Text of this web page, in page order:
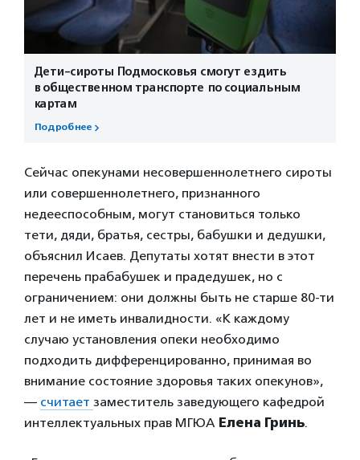
Дети-сироты Подмосковья смогут ездить
в общественном транспорте по социальным
картам
Подробнее
Сейчас опекунами несовершеннолетнего сироты
или совершеннолетнего, признанного
недееспособным, могут становиться только
тети, дяди, братья, сестры, бабушки и дедушки,
объяснил Исаев. Депутаты хотят внести в этот
перечень прабабушек и прадедушек, но с
ограничением: они должны быть не старше 80-ти
лет и не иметь инвалидности. «К каждому
случаю установления опеки необходимо
подходить дифференцированно, принимая во
внимание состояние здоровья таких опекунов»,
— считает заместитель заведующего кафедрой
интеллектуальных прав МГЮА Елена Гринь.